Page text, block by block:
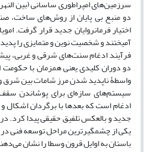
سرزمین‌های امپراطوری ساسانی (بین
دو منبع بی پایان از روش‌های ساخت،
اختیار فرمانروایان جدید قرار گرفت.
آمیختند و شخصیت نوین و متمایزی را
فرآیند ادغام سنت‌های شرقی و غربی،
دو دوران کلیدی یعنی همزمان با حکومت
واسطۀ ناپدید شدن مرز شامات بین شرق
سیستم‌های سازه‌ای برای پوشاندن سقف
ادغام است که بعدها با برگردان اشکال
جدید و بالعکس تلفیق حقیقی پیدا کرد.
یکی از چشمگیرترین مراحل توسعه فنی در
باستان به اوایل قرون وسطا را نشان